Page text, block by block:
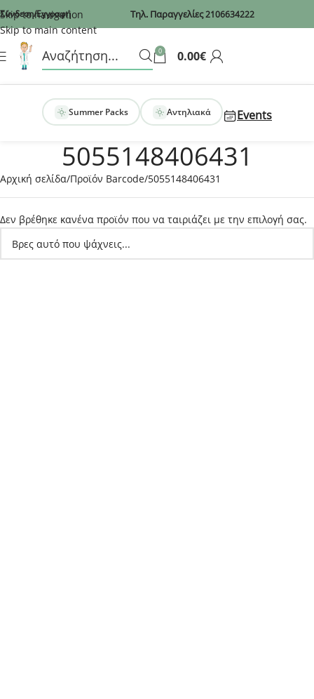
Recaptcha
Skip to navigation
Skip to main content
Σύνδεση/Εγγραφή Τηλ. Παραγγελίες2106634222
0 0.00€
Summer Packs Αντηλιακά Events
5055148406431
Αρχική σελίδα Προϊόν Barcode 5055148406431
Δεν βρέθηκε κανένα προϊόν που να ταιριάζει με την επιλογή σας.